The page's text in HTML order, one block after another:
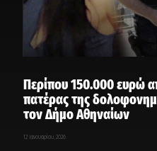
Περίπου 150.000 ευρώ
πατέρας της
τον Δήμο Αθηναίων
12 Ιανουαρίου, 2026